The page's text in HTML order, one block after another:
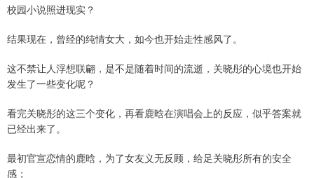
校园小说照进现实？
结果现在，曾经的纯情女大，如今也开始走性感风了。
这不禁让人浮想联翩，是不是随着时间的流逝，关晓彤的心境也开始
发生了一些变化呢？
看完关晓彤的这三个变化，再看鹿晗在演唱会上的反应，似乎答案就
已经出来了。
最初官宣恋情的鹿晗，为了女友义无反顾，给足关晓彤所有的安全
感；